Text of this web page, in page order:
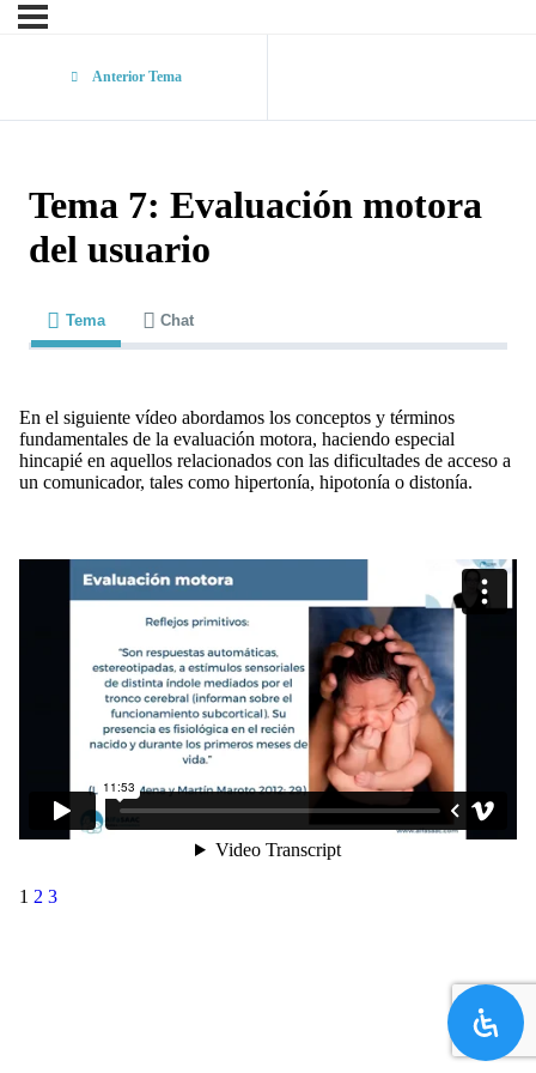
Anterior Tema
Tema 7: Evaluación motora
del usuario
Tema Chat
En el siguiente vídeo abordamos los conceptos y términos
fundamentales de la evaluación motora, haciendo especial
hincapié en aquellos relacionados con las dificultades de acceso a
un comunicador, tales como hipertonía, hipotonía o distonía.
1 2 3